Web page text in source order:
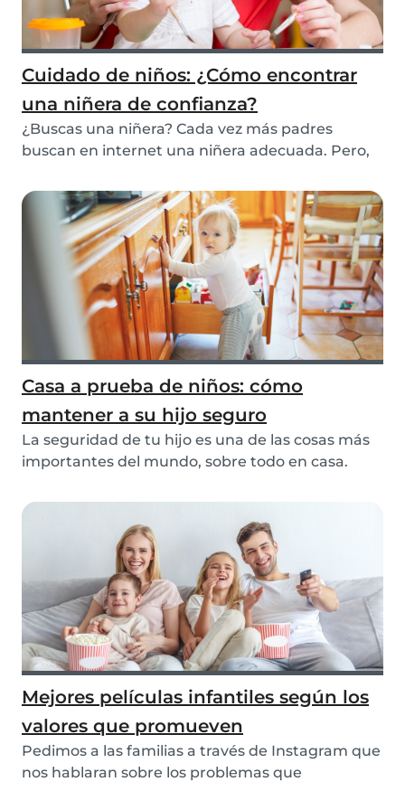
Cuidado de niños: ¿Cómo encontrar
una niñera de confianza?
¿Buscas una niñera? Cada vez más padres
buscan en internet una niñera adecuada. Pero,
Casa a prueba de niños: cómo
mantener a su hijo seguro
La seguridad de tu hijo es una de las cosas más
importantes del mundo, sobre todo en casa.
Mejores películas infantiles según los
valores que promueven
Pedimos a las familias a través de Instagram que
nos hablaran sobre los problemas que